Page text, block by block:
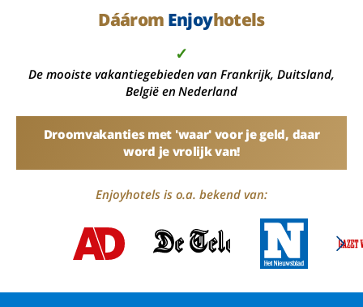
Dáárom Enjoyhotels
✓
De mooiste vakantiegebieden van Frankrijk, Duitsland,
België en Nederland
Droomvakanties met 'waar' voor je geld, daar
word je vrolijk van!
Enjoyhotels is o.a. bekend van: